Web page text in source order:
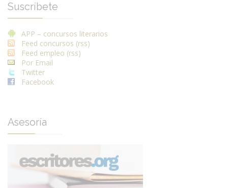
Suscríbete
APP – concursos literarios
Feed concursos (rss)
Feed empleo (rss)
Por Email
Twitter
Facebook
Asesoría